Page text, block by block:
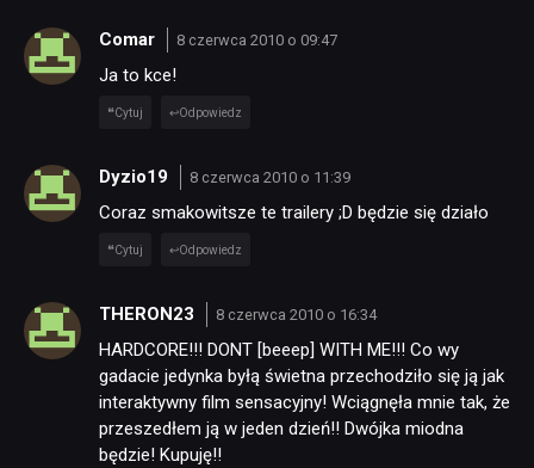
Comar 8 czerwca 2010 o 09:47
Ja to kce!
Cytuj Odpowiedz
Dyzio19 8 czerwca 2010 o 11:39
Coraz smakowitsze te trailery ;D będzie się działo
Cytuj Odpowiedz
THERON23 8 czerwca 2010 o 16:34
HARDCORE!!! DONT [beeep] WITH ME!!! Co wy
gadacie jedynka byłą świetna przechodziło się ją jak
interaktywny film sensacyjny! Wciągnęła mnie tak, że
przeszedłem ją w jeden dzień!! Dwójka miodna
będzie! Kupuję!!